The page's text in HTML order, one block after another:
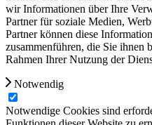
wir Informationen über Ihre
Partner für soziale Medien,
Partner können diese
zusammenführen, die Sie ihnen
Rahmen Ihrer Nutzung der
Notwendig
Notwendige Cookies sind